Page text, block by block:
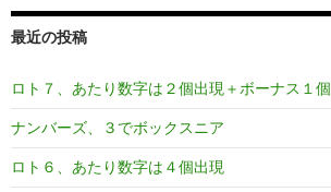
最近の投稿
ロト７、あたり数字は２個出現＋ボーナス１個
ナンバーズ、３でボックスニア
ロト６、あたり数字は４個出現